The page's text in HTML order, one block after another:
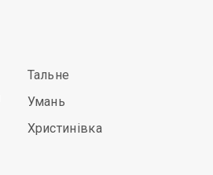
Тальне
Умань
Христинівка